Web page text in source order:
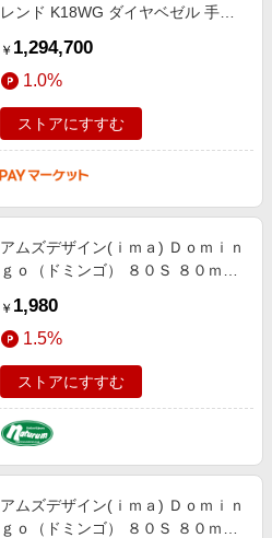
レンド K18WG ダイヤベゼル 手巻
￥ 1,294,700
1.0%
ストアにすすむ
アムズデザイン(ｉｍａ) Ｄｏｍｉｎ
ｇｏ（ドミンゴ） ８０Ｓ ８０ｍｍ
ュ 1164012
￥ 1,980
1.5%
ストアにすすむ
アムズデザイン(ｉｍａ) Ｄｏｍｉｎ
ｇｏ（ドミンゴ） ８０Ｓ ８０ｍｍ